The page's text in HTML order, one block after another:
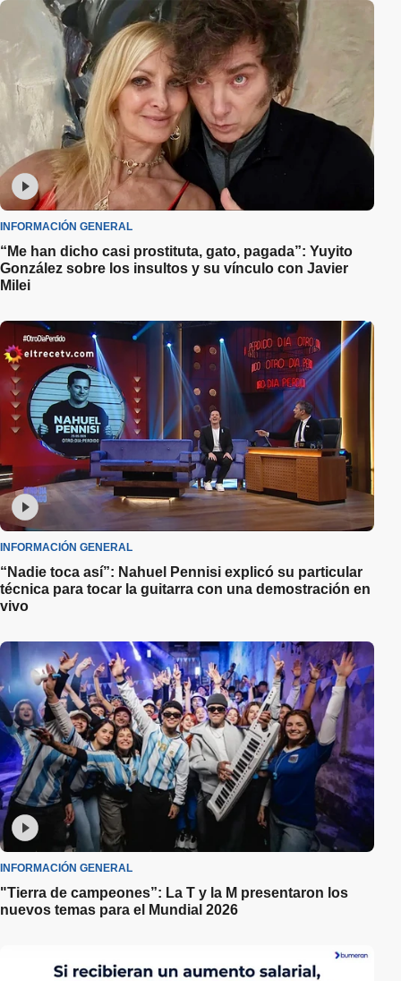
INFORMACIÓN GENERAL
“Me han dicho casi prostituta, gato, pagada”: Yuyito
González sobre los insultos y su vínculo con Javier
Milei
INFORMACIÓN GENERAL
“Nadie toca así”: Nahuel Pennisi explicó su particular
técnica para tocar la guitarra con una demostración en
vivo
INFORMACIÓN GENERAL
"Tierra de campeones”: La T y la M presentaron los
nuevos temas para el Mundial 2026